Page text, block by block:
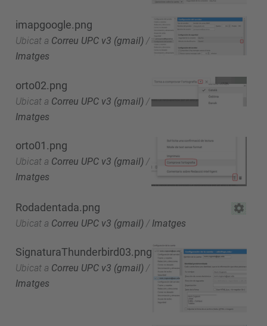
imapgoogle.png
Ubicat a Correu UPC v3 (gmail) /
Imatges
orto02.png
Ubicat a Correu UPC v3 (gmail) /
Imatges
orto01.png
Ubicat a Correu UPC v3 (gmail) /
Imatges
Rodadentada.png
Ubicat a Correu UPC v3 (gmail) / Imatges
SignaturaThunderbird03.png
Ubicat a Correu UPC v3 (gmail) /
Imatges